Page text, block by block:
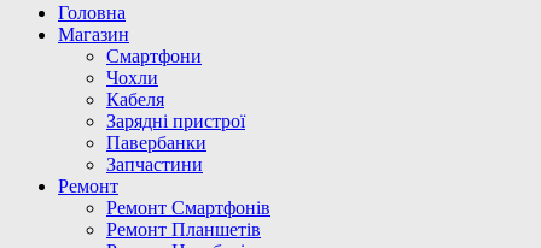
Головна
Магазин
Смартфони
Чохли
Кабеля
Зарядні пристрої
Павербанки
Запчастини
Ремонт
Ремонт Смартфонів
Ремонт Планшетів